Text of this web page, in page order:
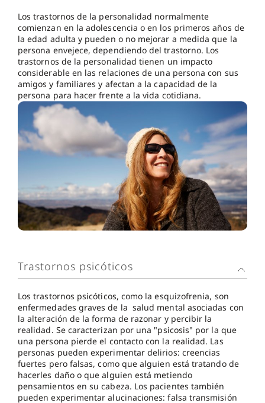
Los trastornos de la personalidad normalmente
comienzan en la adolescencia o en los primeros años de
la edad adulta y pueden o no mejorar a medida que la
persona envejece, dependiendo del trastorno. Los
trastornos de la personalidad tienen un impacto
considerable en las relaciones de una persona con sus
amigos y familiares y afectan a la capacidad de la
persona para hacer frente a la vida cotidiana.
Trastornos psicóticos
Los trastornos psicóticos, como la esquizofrenia, son
enfermedades graves de la salud mental asociadas con
la alteración de la forma de razonar y percibir la
realidad. Se caracterizan por una "psicosis" por la que
una persona pierde el contacto con la realidad. Las
personas pueden experimentar delirios: creencias
fuertes pero falsas, como que alguien está tratando de
hacerles daño o que alguien está metiendo
pensamientos en su cabeza. Los pacientes también
pueden experimentar alucinaciones: falsa transmisión